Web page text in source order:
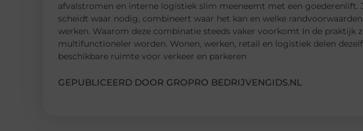
afvalstromen en interne logistiek slim meeneemt met een goederenlift.
scheidt waar nodig, combineert waar het kan en welke
werken. Waarom deze combinatie steeds vaker voorkomt In de praktijk
multifunctioneler worden. Wonen, werken, retail en logistiek delen
beschikbare ruimte voor verkeer en parkeren
GEPUBLICEERD DOOR GROPRO BEDRIJVENGIDS.NL